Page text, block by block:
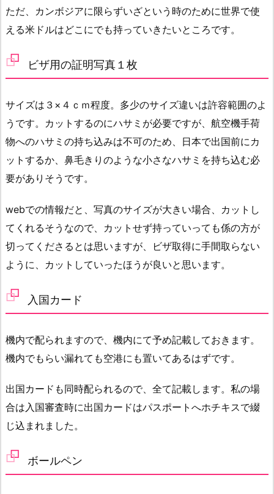
ただ、カンボジアに限らずいざという時のために世界で使
える米ドルはどこにでも持っていきたいところです。
ビザ用の証明写真１枚
サイズは３×４ｃｍ程度。多少のサイズ違いは許容範囲のよ
うです。カットするのにハサミが必要ですが、航空機手荷
物へのハサミの持ち込みは不可のため、日本で出国前にカ
ットするか、鼻毛きりのような小さなハサミを持ち込む必
要がありそうです。
webでの情報だと、写真のサイズが大きい場合、カットし
てくれるそうなので、カットせず持っていっても係の方が
切ってくださるとは思いますが、ビザ取得に手間取らない
ように、カットしていったほうが良いと思います。
入国カード
機内で配られますので、機内にて予め記載しておきます。
機内でもらい漏れても空港にも置いてあるはずです。
出国カードも同時配られるので、全て記載します。私の場
合は入国審査時に出国カードはパスポートへホチキスで綴
じ込まれました。
ボールペン